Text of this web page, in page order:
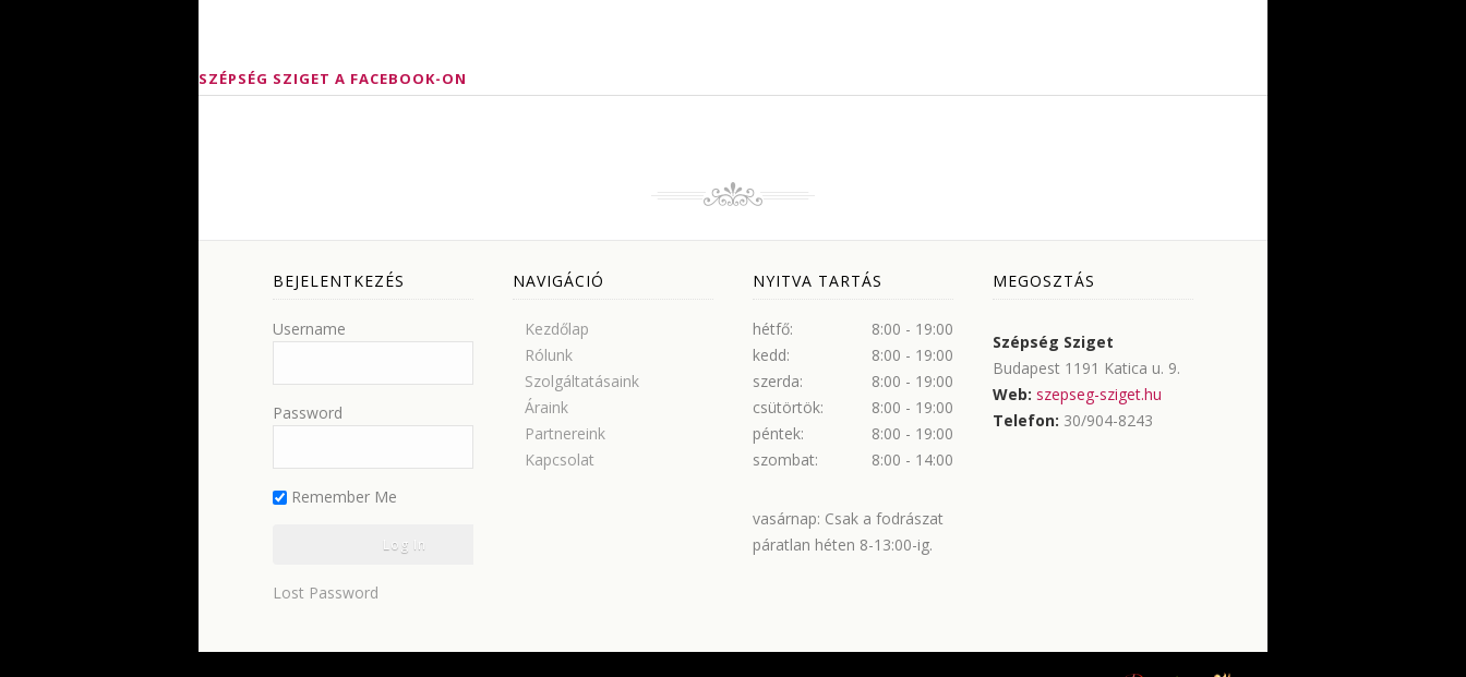
SZÉPSÉG SZIGET A FACEBOOK-ON
BEJELENTKEZÉS
Username
Password
Remember Me
Lost Password
NAVIGÁCIÓ
Kezdőlap
Rólunk
Szolgáltatásaink
Áraink
Partnereink
Kapcsolat
NYITVA TARTÁS
hétfő:
8:00 - 19:00
kedd:
8:00 - 19:00
szerda:
8:00 - 19:00
csütörtök:
8:00 - 19:00
péntek:
8:00 - 19:00
szombat:
8:00 - 14:00
vasárnap: Csak a fodrászat
páratlan héten 8-13:00-ig.
MEGOSZTÁS
Szépség Sziget
Budapest 1191 Katica u. 9.
Web: szepseg-sziget.hu
Telefon: 30/904-8243